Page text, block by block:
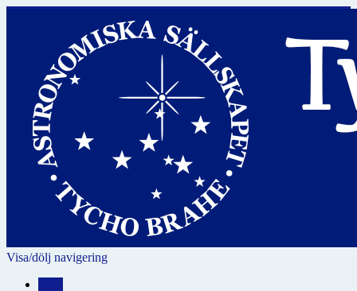
Visa/dölj navigering